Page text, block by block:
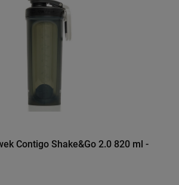
Contigo Shake&Go 2.0 820 ml -